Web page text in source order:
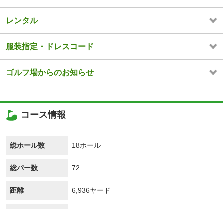
レンタル
服装指定・ドレスコード
ゴルフ場からのお知らせ
コース情報
総ホール数 18ホール
総パー数 72
距離 6,936ヤード